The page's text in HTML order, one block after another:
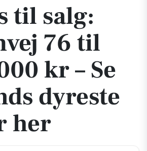
til salg:
76 til
kr – Se
dyreste
her